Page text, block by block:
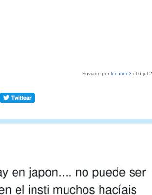
Enviado porleontine3 el 6 jul